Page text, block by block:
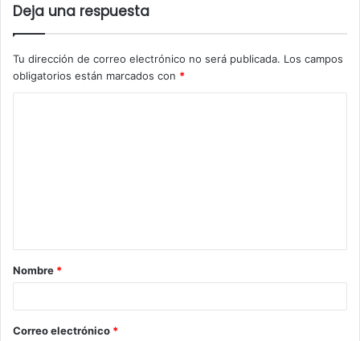
Deja una respuesta
Tu dirección de correo electrónico no será publicada. Los campos
obligatorios están marcados con *
a
r
Nombre *
Correo electrónico *